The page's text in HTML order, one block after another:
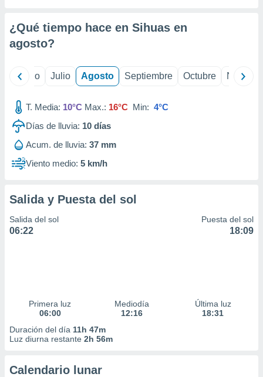
e
de
¿Qué tiempo hace en Sihuas en
agosto?
Junio Julio Agosto Septiembre Octubre
T. Media: 10°C Max.: 16°C Min: 4°C
Días de lluvia: 10 días
Acum. de lluvia: 37 mm
Viento medio: 5 km/h
Salida y Puesta del sol
Salida del sol
06:22
Puesta del sol
18:09
Primera luz
06:00
Mediodía
12:16
Última luz
18:31
Duración del día 11h 47m
Luz diurna restante 2h 56m
Calendario lunar